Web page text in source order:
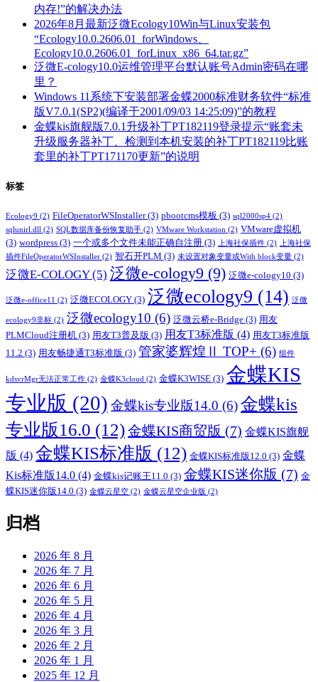
内存!”的解决办法
2026年8月最新泛微Ecology10Win与Linux安装包
“Ecology10.0.2606.01_forWindows、
Ecology10.0.2606.01_forLinux_x86_64.tar.gz”
泛微E-cology10.0运维管理平台默认账号Admin密码在哪
里？
Windows 11系统下安装部署金蝶2000标准财务软件“标准
版V7.0.1(SP2)(编译于2001/09/03 14:25:09)”的教程
金蝶kis旗舰版7.0.1升级补丁PT182119登录提示“账套未
升级服务器补丁、检测到本机安装的补丁PT182119比账
套里的补丁PT171170更新”的说明
标签
Ecology9 (2) FileOperatorWSInstaller(3) pbootcms模板 (3) sql2000sp4 (2)
sqlunirl.dll (2) SQL数据库备份恢复助手 (2) VMware Workstation (2) VMware虚拟机
(3) wordpress (3) 一个或多个文件未能正确自注册 (3) 上海社保插件 (2)
上海社保
插件FileOperatorWSInstaller (2) 智石开PLM (3) 未设置对象变量或With block变量 (2)
泛微E-COLOGY(5) 泛微e-cology9 (9) 泛微e-cology10 (3)
泛微e-office11 (2) 泛微ECOLOGY (3) 泛微ecology9 (14) 泛微
ecology9非标 (2) 泛微ecology10 (6) 泛微云桥e-Bridge (3) 用友
PLMCloud注册机 (3) 用友T3普及版 (3) 用友T3标准版 (4) 用友T3标准版
11.2 (3) 用友畅捷通T3标准版 (3) 管家婆辉煌Ⅱ TOP+ (6) 组件
kdsvrMgr无法正常工作 (2) 金蝶K3cloud (2) 金蝶K3WISE (3) 金蝶KIS
专业版 (20) 金蝶kis专业版14.0 (6)金蝶kis
专业版16.0 (12)金蝶KIS商贸版 (7) 金蝶KIS旗舰
版 (4) 金蝶KIS标准版 (12) 金蝶KIS标准版12.0 (3) 金蝶
Kis标准版14.0 (4) 金蝶kis记账王11.0 (3) 金蝶KIS迷你版 (7) 金
蝶KIS迷你版14.0 (3) 金蝶云星空 (2) 金蝶云星空企业版 (2)
归档
2026 年 8 月
2026 年 7 月
2026 年 6 月
2026 年 5 月
2026 年 4 月
2026 年 3 月
2026 年 2 月
2026 年 1 月
2025 年 12 月